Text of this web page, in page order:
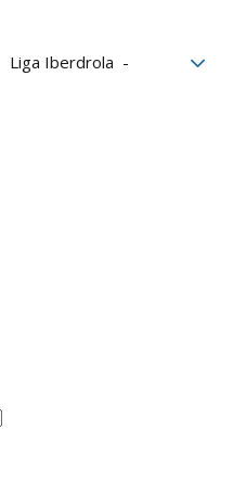
Liga Iberdrola